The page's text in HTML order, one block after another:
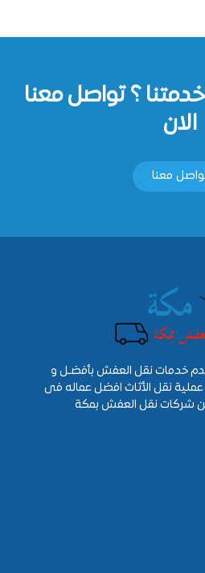
؟ تواصل معنا
الان
معنا
خدمات نقل العفش بأفضـل و
نقل الأثاث افضل عماله فى
شركات نقل العفش بمكة